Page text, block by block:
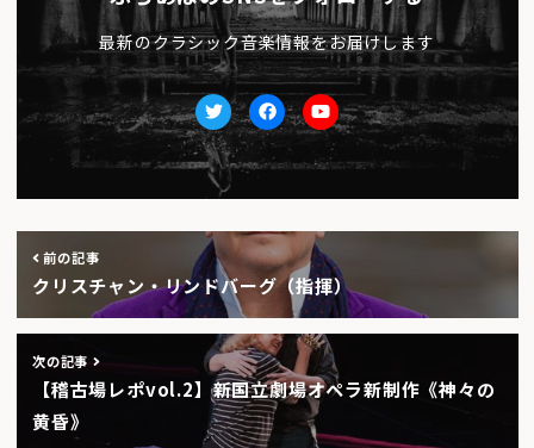
最新のクラシック音楽情報をお届けします
TwitterfacebookYoutube
前の記事
クリスチャン・リンドバーグ（指揮）
次の記事
【稽古場レポvol.2】新国立劇場オペラ新制作《神々の
黄昏》